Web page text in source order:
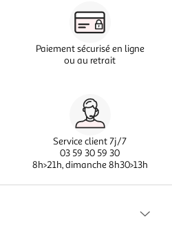
Paiement sécurisé en ligne
ou au retrait
Service client 7j/7
03 59 30 59 30
8h>21h, dimanche 8h30>13h